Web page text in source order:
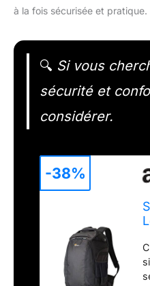
à la fois sécurisée et pratique.
🔍 Si vous
sécurité et
considérer.
-38%